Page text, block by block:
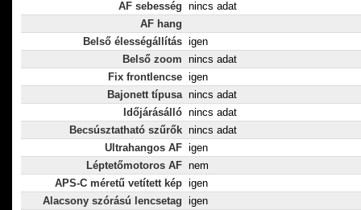
AF sebesség nincs adat
AF hang
Belső élességállítás igen
Belső zoom nincs adat
Fix frontlencse igen
Bajonett típusa nincs adat
Időjárásálló nincs adat
Becsúsztatható szűrők nincs adat
Ultrahangos AF igen
Léptetőmotoros AF nem
APS-C méretű vetített kép igen
Alacsony szórású lencsetag igen